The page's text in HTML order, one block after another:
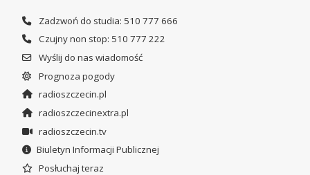
Zadzwoń do studia: 510 777 666
Czujny non stop: 510 777 222
Wyślij do nas wiadomość
Prognoza pogody
radioszczecin.pl
radioszczecinextra.pl
radioszczecin.tv
Biuletyn Informacji Publicznej
Posłuchaj teraz